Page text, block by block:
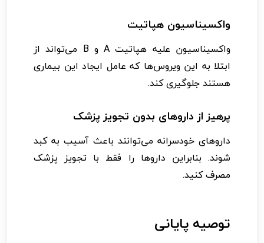
واکسیناسیون هپاتیت
واکسیناسیون علیه هپاتیت A و B می‌تواند از
ابتلا به این ویروس‌ها که عامل ایجاد این بیماری
هستند جلوگیری کند.
پرهیز از داروهای بدون تجویز پزشک
داروهای خودسرانه می‌توانند باعث آسیب به کبد
شوند. بنابراین داروها را فقط با تجویز پزشک
مصرف کنید.
توصیه پایانی